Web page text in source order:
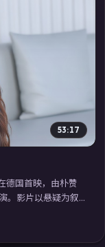
53:17
德国首映，由朴赞
。影片以悬疑为叙
模糊；摄影与配乐
清电视剧在线
追剧体验。